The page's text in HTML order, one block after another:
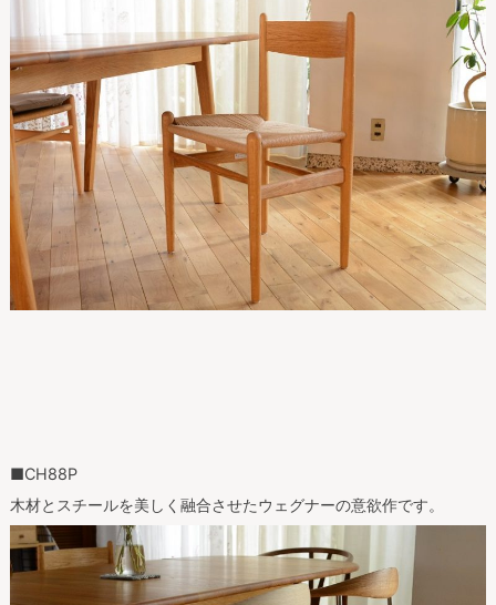
■CH88P
木材とスチールを美しく融合させたウェグナーの意欲作です。